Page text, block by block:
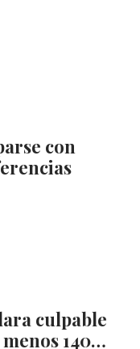
con
culpable
140…